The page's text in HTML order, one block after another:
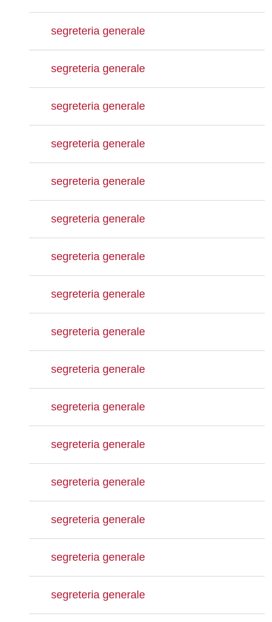
segreteria generale
segreteria generale
segreteria generale
segreteria generale
segreteria generale
segreteria generale
segreteria generale
segreteria generale
segreteria generale
segreteria generale
segreteria generale
segreteria generale
segreteria generale
segreteria generale
segreteria generale
segreteria generale